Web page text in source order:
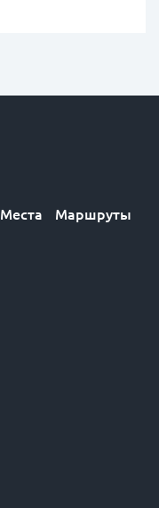
Места Маршруты